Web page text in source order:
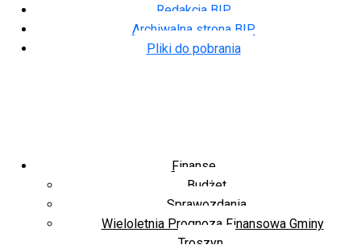
Redakcja BIP
Archiwalna strona BIP
Pliki do pobrania
Finanse
Budżet
Sprawozdania
Wieloletnia Prognoza Finansowa Gminy
Troszyn